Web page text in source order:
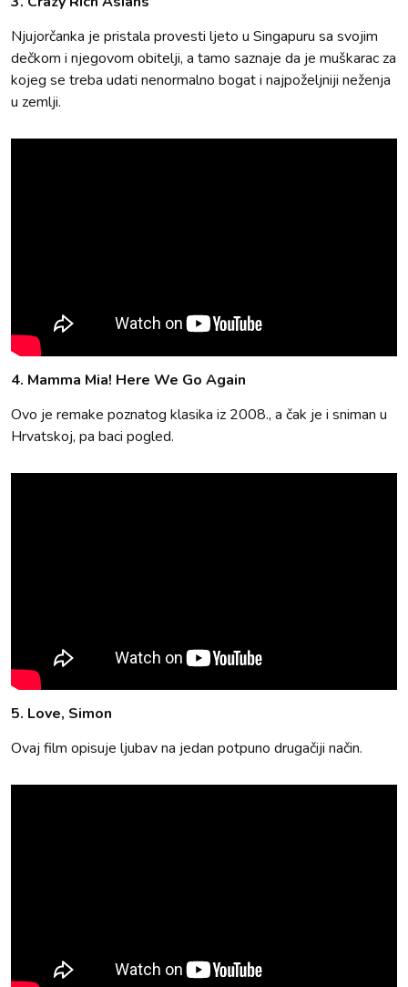
Njujorčanka je pristala provesti ljeto u Singapuru sa svojim
dečkom i njegovom obitelji, a tamo saznaje da je muškarac za
kojeg se treba udati nenormalno bogat i najpoželjniji neženja
u zemlji.
4. Mamma Mia! Here We Go Again
Ovo je remake poznatog klasika iz 2008., a čak je i sniman u
Hrvatskoj, pa baci pogled.
5. Love, Simon
Ovaj film opisuje ljubav na jedan potpuno drugačiji način.